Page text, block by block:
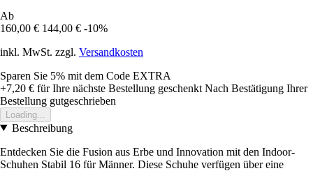
Ab
160,00 € 144,00 € -10%
inkl. MwSt. zzgl. Versandkosten
Sparen Sie 5% mit dem Code EXTRA
+7,20 € für Ihre nächste Bestellung geschenkt Nach Bestätigung Ihrer
Bestellung gutgeschrieben
Loading...
Beschreibung
Entdecken Sie die Fusion aus Erbe und Innovation mit den Indoor-
Schuhen Stabil 16 für Männer. Diese Schuhe verfügen über eine